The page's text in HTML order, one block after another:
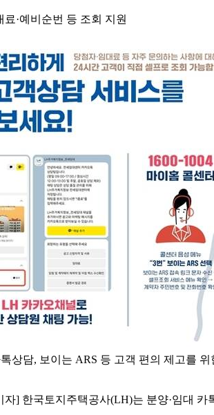
료·예비순번 등 조회 지원
상담, 보이는 ARS 등 고객 편의 제고를
자] 한국토지주택공사(LH)는 분양·임대